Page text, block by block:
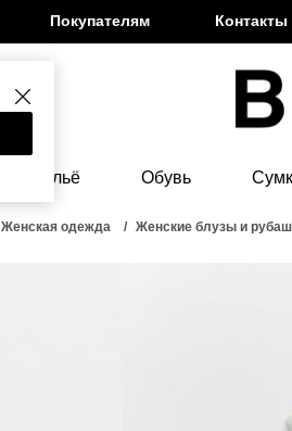
Покупателям Контакты
Бельё Обувь
Женская одежда Женские блузы и